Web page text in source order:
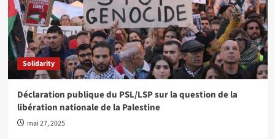
Solidarity
Déclaration publique du PSL/LSP sur la question de la
libération nationale de la Palestine
mai 27, 2025